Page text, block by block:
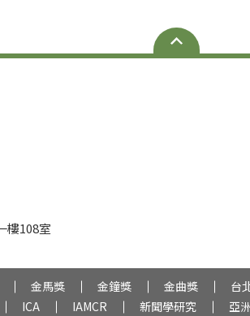
樓108室
金馬獎 金鐘獎 金曲獎 台
ICA IAMCR 新聞學研究 亞